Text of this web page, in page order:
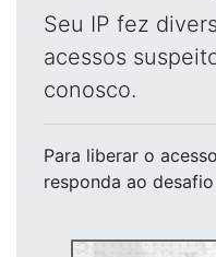
Seu IP fez
acessos
conosco.
Para liberar o acesso
responda ao